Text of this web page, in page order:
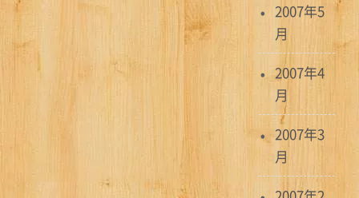
2007年5
月
2007年4
月
2007年3
月